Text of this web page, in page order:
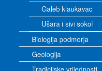
Galeb klaukavac
Ušara i sivi sokol
Biologija podmorja
Geologija
Tradicijske vrijednosti